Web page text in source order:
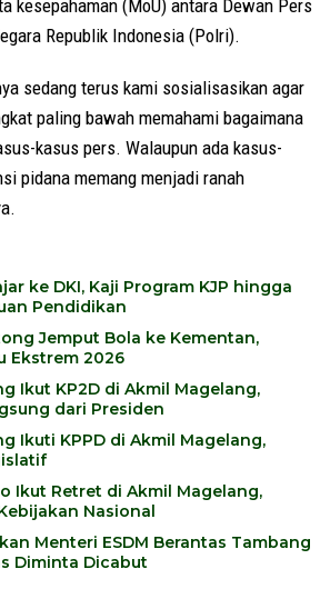
kesepahaman (MoU) antara Dewan Pers
Republik Indonesia (Polri).
sedang terus kami sosialisasikan agar
paling bawah memahami bagaimana
kasus pers. Walaupun ada kasus-
pidana memang menjadi ranah
ke DKI, Kaji Program KJP hingga
Pendidikan
Jemput Bola ke Kementan,
Ekstrem 2026
Ikut KP2D di Akmil Magelang,
dari Presiden
Ikuti KPPD di Akmil Magelang,
Ikut Retret di Akmil Magelang,
Nasional
Menteri ESDM Berantas Tambang
Diminta Dicabut